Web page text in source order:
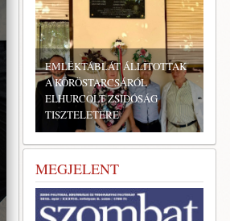
EMLÉKTÁBLÁT ÁLLÍTOTTAK
A KÖRÖSTARCSÁRÓL
ELHURCOLT ZSIDÓSÁG
TISZTELETÉRE
MEGJELENT